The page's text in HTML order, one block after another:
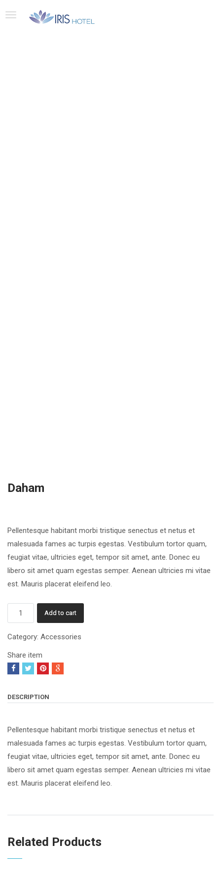
Daham
Pellentesque habitant morbi tristique senectus et netus et
malesuada fames ac turpis egestas. Vestibulum tortor quam,
feugiat vitae, ultricies eget, tempor sit amet, ante. Donec eu
libero sit amet quam egestas semper. Aenean ultricies mi vitae
est. Mauris placerat eleifend leo.
Daham
quantity
Add to cart
Category: Accessories
Share item
DESCRIPTION
Pellentesque habitant morbi tristique senectus et netus et
malesuada fames ac turpis egestas. Vestibulum tortor quam,
feugiat vitae, ultricies eget, tempor sit amet, ante. Donec eu
libero sit amet quam egestas semper. Aenean ultricies mi vitae
est. Mauris placerat eleifend leo.
Related Products